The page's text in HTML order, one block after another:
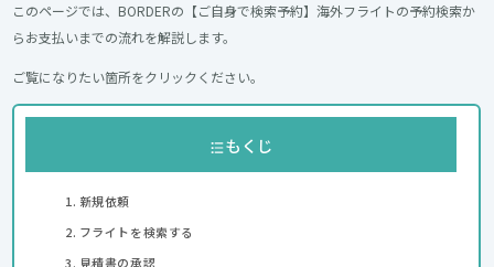
このページでは、BORDERの【ご自身で検索予約】海外フライトの予約検索か
らお支払いまでの流れを解説します。
ご覧になりたい箇所をクリックください。
もくじ
新規依頼
フライトを検索する
見積書の承認